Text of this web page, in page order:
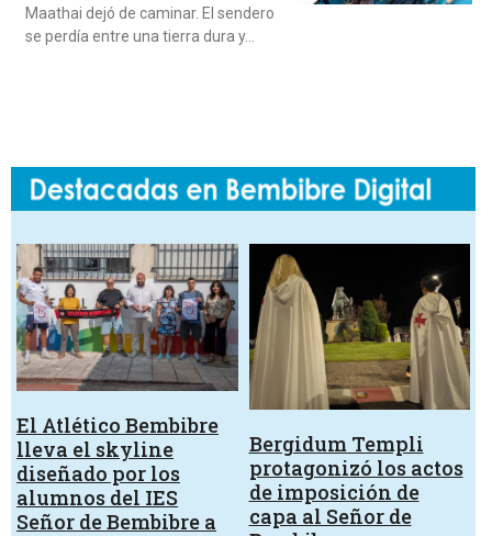
Maathai dejó de caminar. El sendero
se perdía entre una tierra dura y…
El Atlético Bembibre
lleva el skyline
diseñado por los
alumnos del IES
Señor de Bembibre a
Bergidum Templi
protagonizó los actos
de imposición de
capa al Señor de